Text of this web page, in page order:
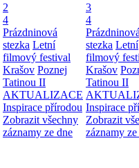
2
4
Prázdninová
stezka Letní
filmový festival
Krašov Poznej
Tatinou II
AKTUALIZACE
Inspirace přírodou
Zobrazit všechny
záznamy ze dne
3
4
stezka Letní
filmový
Krašov
Tatinou II
Inspirace
Zobrazit
záznamy